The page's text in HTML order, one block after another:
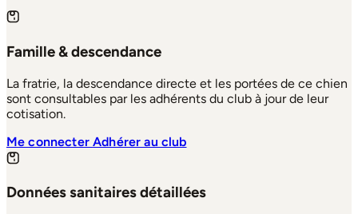
Famille & descendance
La fratrie, la descendance directe et les portées de ce chien
sont consultables par les adhérents du club à jour de leur
cotisation.
Me connecterAdhérer au club
Données sanitaires détaillées